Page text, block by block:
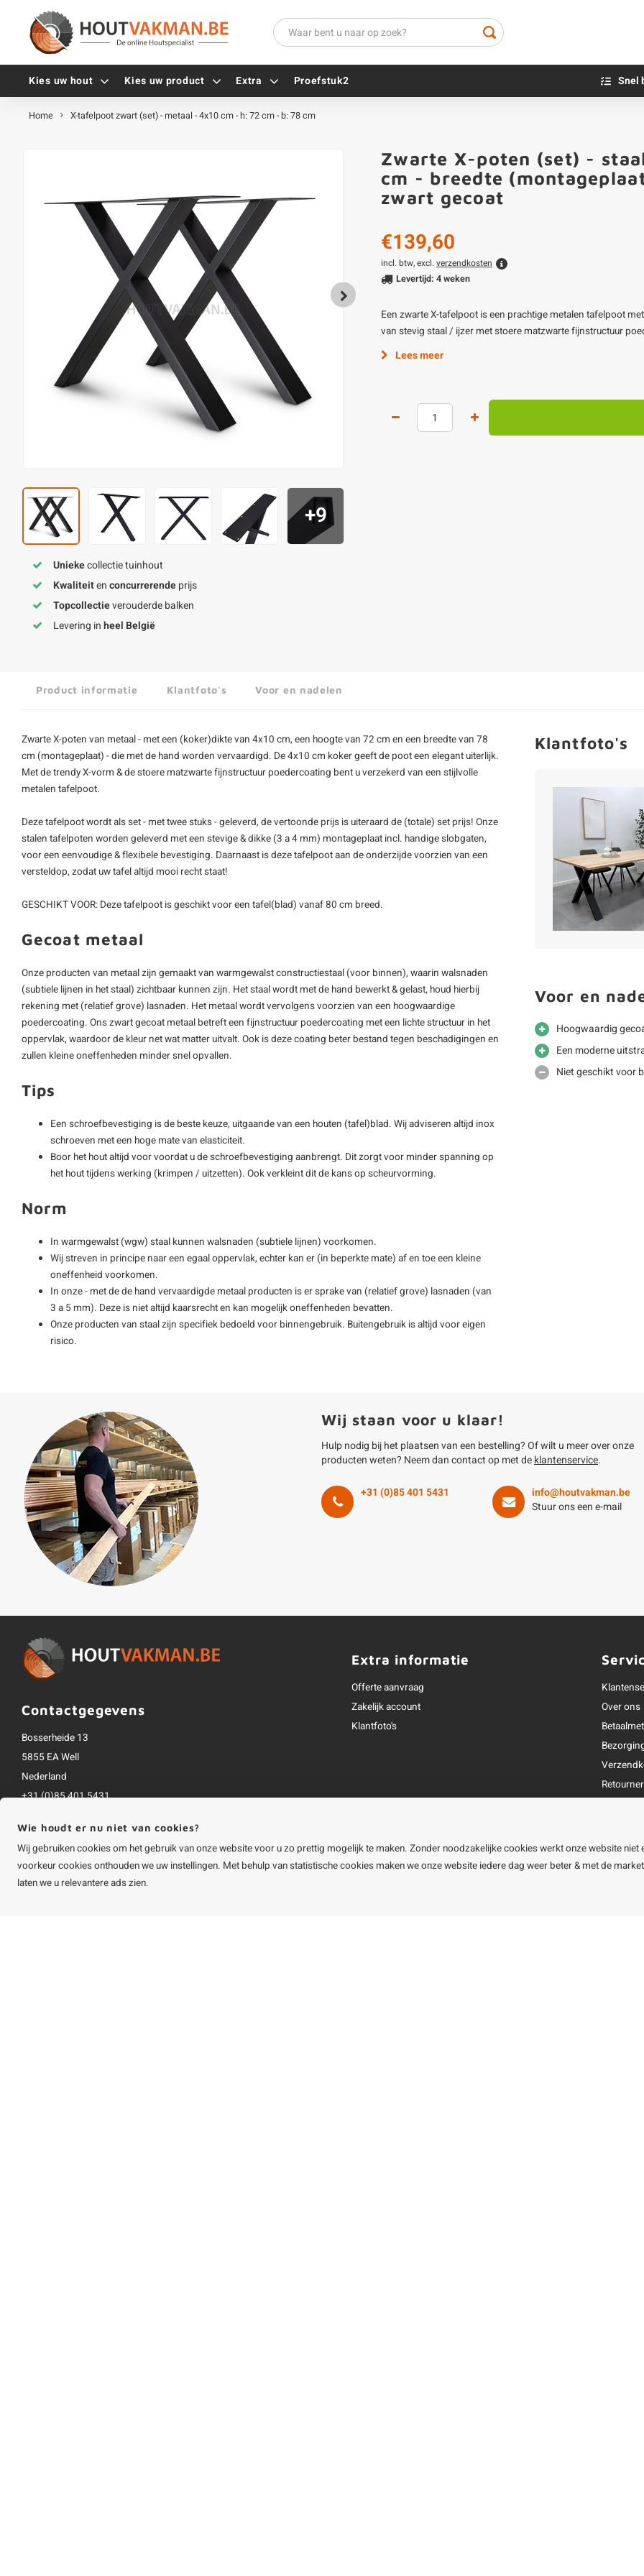
Kies uw hout Kies uw product Extra
Vlonderschroeven
Inox schroeven
Verzinkte schroeven
Zwarte schroeven
Hoekankers
Terrasdragers
B-fix
PuraFix
Verbindingsstukken
Houten pennen
Blauwsteen sokkels
Olie - voor
Impregneer
Proefstuk2 Snel
Home X-tafelpoot zwart (set) - metaal - 4x10 cm - h: 72 cm - b: 78 cm
+9
Uniekecollectie tuinhout
Kwaliteitenconcurrerendeprijs
Topcollectieverouderde balken
Levering inheel België
Zwarte X-poten (set) -
cm - breedte
zwart gecoat
€139,60
incl. btw, excl. verzendkosten
Levertijd: 4 weken
Een zwarte X-tafelpoot is een prachtige metalen tafelpoot
van stevig staal / ijzer met stoere matzwarte fijnstructuur
Lees meer
Product informatie Klantfoto's Voor en nadelen
Zwarte X-poten van metaal - met een (koker)dikte van 4x10 cm, een hoogte van 72 cm en een breedte van 78
cm (montageplaat) - die met de hand worden vervaardigd. De 4x10 cm koker geeft de poot een elegant uiterlijk.
Met de trendy X-vorm & de stoere matzwarte fijnstructuur poedercoating bent u verzekerd van een stijlvolle
metalen tafelpoot.
Deze tafelpoot wordt als set - met twee stuks - geleverd, de vertoonde prijs is uiteraard de (totale) set prijs! Onze
stalen tafelpoten worden geleverd met een stevige & dikke (3 a 4 mm) montageplaat incl. handige slobgaten,
voor een eenvoudige & flexibele bevestiging. Daarnaast is deze tafelpoot aan de onderzijde voorzien van een
versteldop, zodat uw tafel altijd mooi recht staat!
GESCHIKT VOOR: Deze tafelpoot is geschikt voor een tafel(blad) vanaf 80 cm breed.
Gecoat metaal
Onze producten van metaal zijn gemaakt van warmgewalst constructiestaal (voor binnen), waarin walsnaden
(subtiele lijnen in het staal) zichtbaar kunnen zijn. Het staal wordt met de hand bewerkt & gelast, houd hierbij
rekening met (relatief grove) lasnaden. Het metaal wordt vervolgens voorzien van een hoogwaardige
poedercoating. Ons zwart gecoat metaal betreft een fijnstructuur poedercoating met een lichte structuur in het
oppervlak, waardoor de kleur net wat matter uitvalt. Ook is deze coating beter bestand tegen beschadigingen en
zullen kleine oneffenheden minder snel opvallen.
Tips
Een schroefbevestiging is de beste keuze, uitgaande van een houten (tafel)blad. Wij adviseren altijd inox
schroeven met een hoge mate van elasticiteit.
Boor het hout altijd voor voordat u de schroefbevestiging aanbrengt. Dit zorgt voor minder spanning op
het hout tijdens werking (krimpen / uitzetten). Ook verkleint dit de kans op scheurvorming.
Norm
In warmgewalst (wgw) staal kunnen walsnaden (subtiele lijnen) voorkomen.
Wij streven in principe naar een egaal oppervlak, echter kan er (in beperkte mate) af en toe een kleine
oneffenheid voorkomen.
In onze - met de de hand vervaardigde metaal producten is er sprake van (relatief grove) lasnaden (van
3 a 5 mm). Deze is niet altijd kaarsrecht en kan mogelijk oneffenheden bevatten.
Onze producten van staal zijn specifiek bedoeld voor binnengebruik. Buitengebruik is altijd voor eigen
risico.
Klantfoto's
Voor en
Hoogwaardig
Een moderne
Niet geschikt voor
Wij staan voor u klaar!
Hulp nodig bij het plaatsen van een bestelling? Of wilt u meer over onze
producten weten? Neem dan contact op met deklantenservice.
+31 (0)85 401 5431
info@houtvakman.be
Stuur ons een e-mail
Contactgegevens
Bosserheide 13
5855 EA Well
Nederland
+31 (0)85 401 5431
Alle bedragen zijn incl. btw
Extra informatie
Offerte aanvraag
Zakelijk account
Klantfoto's
Over ons
Wie houdt er nu niet van cookies?
Wij gebruiken cookies om het gebruik van onze website voor u zo prettig mogelijk te maken. Zonder noodzakelijke cookies werkt onze website niet
voorkeur cookies onthouden we uw instellingen. Met behulp van statistische cookies maken we onze website iedere dag weer beter & met de
laten we u relevantere ads zien.